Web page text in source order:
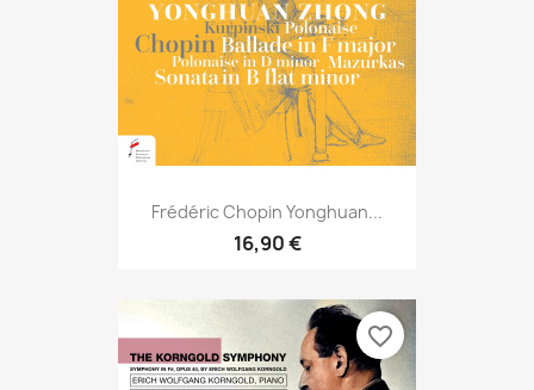
Frédéric Chopin Yonghuan...
16,90 €
favorite_border